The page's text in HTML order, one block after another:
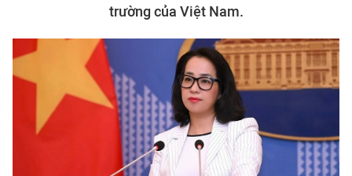
trường của Việt Nam.